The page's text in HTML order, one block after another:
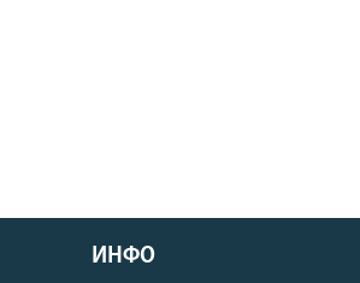
ИНФО